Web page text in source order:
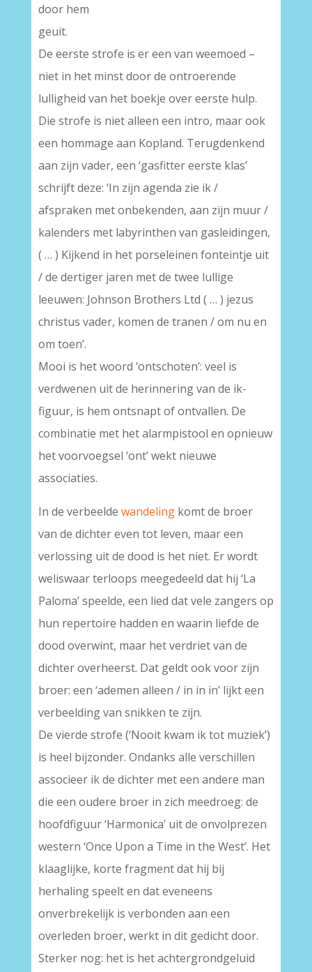
door hem
geuit.
De eerste strofe is er een van weemoed –
niet in het minst door de ontroerende
lulligheid van het boekje over eerste hulp.
Die strofe is niet alleen een intro, maar ook
een hommage aan Kopland. Terugdenkend
aan zijn vader, een ‘gasfitter eerste klas’
schrijft deze: ‘In zijn agenda zie ik /
afspraken met onbekenden, aan zijn muur /
kalenders met labyrinthen van gasleidingen,
( … ) Kijkend in het porseleinen fonteintje uit
/ de dertiger jaren met de twee lullige
leeuwen: Johnson Brothers Ltd ( … ) jezus
christus vader, komen de tranen / om nu en
om toen’.
Mooi is het woord ‘ontschoten’: veel is
verdwenen uit de herinnering van de ik-
figuur, is hem ontsnapt of ontvallen. De
combinatie met het alarmpistool en opnieuw
het voorvoegsel ‘ont’ wekt nieuwe
associaties.
In de verbeelde wandelingkomt de broer
van de dichter even tot leven, maar een
verlossing uit de dood is het niet. Er wordt
weliswaar terloops meegedeeld dat hij ‘La
Paloma’ speelde, een lied dat vele zangers op
hun repertoire hadden en waarin liefde de
dood overwint, maar het verdriet van de
dichter overheerst. Dat geldt ook voor zijn
broer: een ‘ademen alleen / in in in’ lijkt een
verbeelding van snikken te zijn.
De vierde strofe (‘Nooit kwam ik tot muziek’)
is heel bijzonder. Ondanks alle verschillen
associeer ik de dichter met een andere man
die een oudere broer in zich meedroeg: de
hoofdfiguur ‘Harmonica’ uit de onvolprezen
western ‘Once Upon a Time in the West’. Het
klaaglijke, korte fragment dat hij bij
herhaling speelt en dat eveneens
onverbrekelijk is verbonden aan een
overleden broer, werkt in dit gedicht door.
Sterker nog: het is het achtergrondgeluid